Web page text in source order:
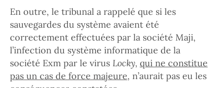
En outre, le tribunal a rappelé que si les
sauvegardes du système avaient été
correctement effectuées par la société Maji,
l’infection du système informatique de la
société Exm par le virus Locky, qui ne constitue
pas un cas de force majeure, n’aurait pas eu les